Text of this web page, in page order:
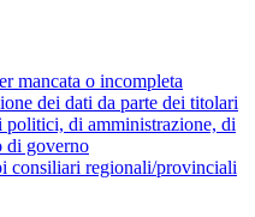
mancata o incompleta
dei dati da parte dei titolari
politici, di amministrazione, di
di governo
consiliari regionali/provinciali